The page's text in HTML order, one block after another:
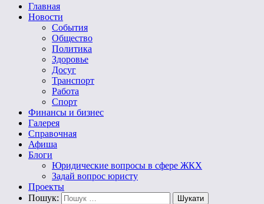
Главная
Новости
События
Общество
Политика
Здоровье
Досуг
Транспорт
Работа
Спорт
Финансы и бизнес
Галерея
Справочная
Афиша
Блоги
Юридические вопросы в сфере ЖКХ
Задай вопрос юристу
Проекты
Пошук: